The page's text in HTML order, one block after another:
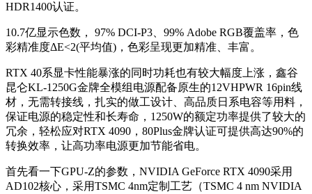
HDR1400认证。
10.7亿显示色数， 97% DCI-P3、99% Adobe RGB覆盖率，色
彩精准度ΔE<2(平均值)，色彩呈现更加精准、丰富。
RTX 40系显卡性能暴涨的同时功耗也有较大幅度上涨，鑫谷
昆仑KL-1250G金牌全模组电源配备原生的12VHPWR 16pin线
材，无需转接线，扎实的做工设计、高品质日系电容等用料，
保证电源的稳定性和长寿命，1250W的额定功率提供了较大的
冗余，轻松应对RTX 4090，80Plus金牌认证可提供高达90%的
转换效率，让高功率电源更加节能省电。
首先看一下GPU-Z的参数，NVIDIA GeForce RTX 4090采用
AD102核心， 采用TSMC 4nm定制工艺（TSMC 4 nm NVIDIA